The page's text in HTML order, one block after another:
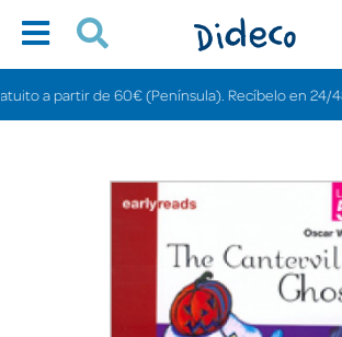
a partir de 60€ (Península). Recíbelo en 24/48